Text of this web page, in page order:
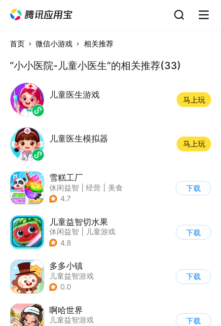
首页 微信小游戏 相关推荐
“小小医院-儿童小医生”的相关推荐(33)
儿童医生游戏
马上玩
儿童医生模拟器
马上玩
雪糕工厂
休闲益智 经营
美食
| 宝宝巴士
4.7
下载
儿童益智切水果
休闲益智
儿童游戏
| 卡通
4.8
下载
多多小镇
儿童益智游戏
0.0
下载
啊哈世界
儿童益智游戏
下载